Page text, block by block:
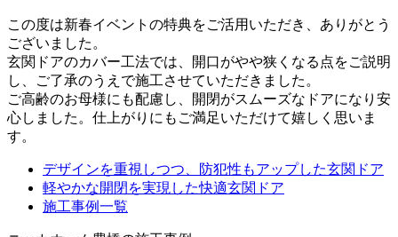
この度は新春イベントの特典をご活用いただき、ありがとう
ございました。
玄関ドアのカバー工法では、開口がやや狭くなる点をご説明
し、ご了承のうえで施工させていただきました。
ご高齢のお母様にも配慮し、開閉がスムーズなドアになり安
心しました。仕上がりにもご満足いただけて嬉しく思いま
す。
デザインを重視しつつ、防犯性もアップした玄関ドア
軽やかな開閉を実現した快適玄関ドア
施工事例一覧